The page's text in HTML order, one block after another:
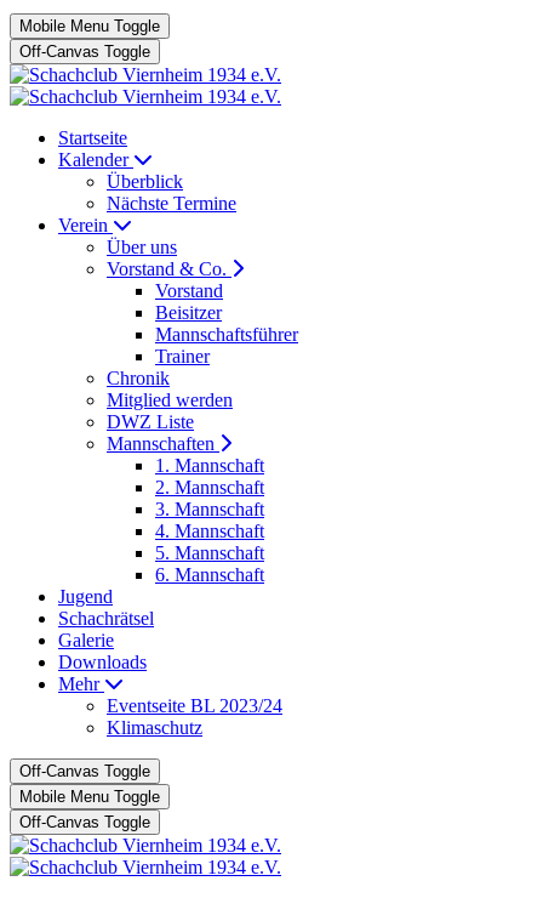
Mobile Menu Toggle
Off-Canvas Toggle
Startseite
Kalender
Überblick
Nächste Termine
Verein
Über uns
Vorstand & Co.
Vorstand
Beisitzer
Mannschaftsführer
Trainer
Chronik
Mitglied werden
DWZ Liste
Mannschaften
1. Mannschaft
2. Mannschaft
3. Mannschaft
4. Mannschaft
5. Mannschaft
6. Mannschaft
Jugend
Schachrätsel
Galerie
Downloads
Mehr
Eventseite BL 2023/24
Klimaschutz
Off-Canvas Toggle
Mobile Menu Toggle
Off-Canvas Toggle